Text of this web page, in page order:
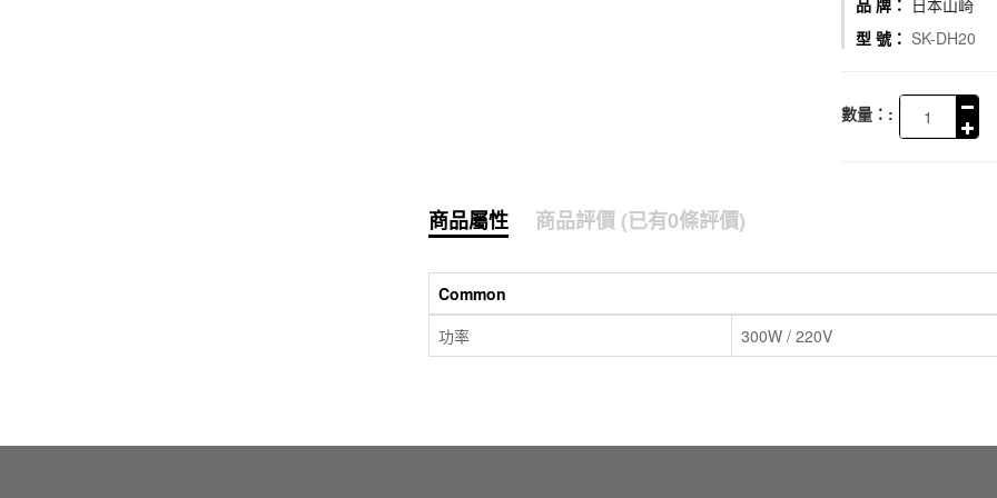
品 牌： 日本山崎
型 號： SK-DH20
數量：:
商品屬性 商品評價 (已有0條評價)
Common
功率
300W / 220V